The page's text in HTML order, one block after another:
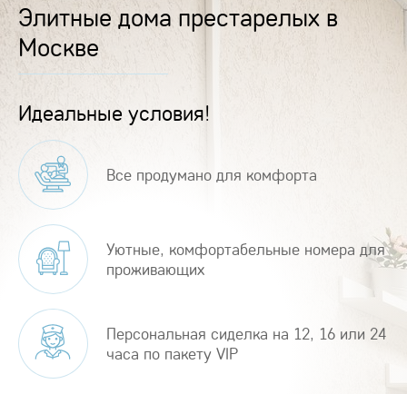
Элитные дома престарелых в
Москве
Идеальные условия!
Все продумано для комфорта
Уютные, комфортабельные номера для
проживающих
Персональная сиделка на 12, 16 или 24
часа по пакету VIP